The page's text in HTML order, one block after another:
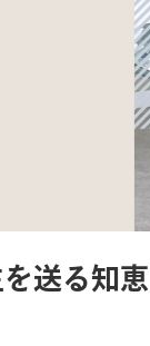
送る知恵